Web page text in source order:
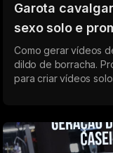
Garota
sexo solo e
Como gerar vídeos
dildo de borracha.
para criar vídeos